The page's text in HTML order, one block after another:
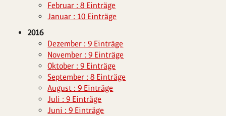
Februar : 8 Einträge
Januar : 10 Einträge
2016
Dezember : 9 Einträge
November : 9 Einträge
Oktober : 9 Einträge
September : 8 Einträge
August : 9 Einträge
Juli : 9 Einträge
Juni : 9 Einträge